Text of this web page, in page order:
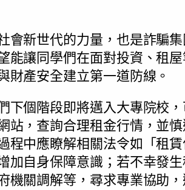
會新世代的力量，也是詐騙
能讓同學們在面對投資、租
財產安全建立第一道防線。
下個階段即將邁入大專院校
站，查詢合理租金行情，並
程中應瞭解相關法令如「租
加自身保障意識；若不幸發
機關調解等，尋求專業協助，